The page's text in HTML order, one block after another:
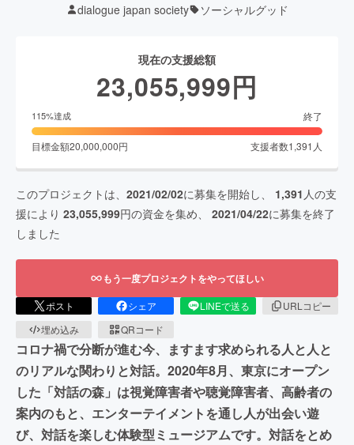
dialogue japan society ソーシャルグッド
現在の支援総額
23,055,999円
115%達成 終了
目標金額20,000,000円 支援者数1,391 人
このプロジェクトは、 2021/02/02に募集を開始し、 1,391 人の支
援により 23,055,999円の資金を集め、 2021/04/22に募集を終了
しました
もう一度プロジェクトをやってほしい
ポスト シェア LINEで送る
URLコピー
埋め込み
QRコード
コロナ禍で分断が進む今、ますます求められる人と人と
のリアルな関わりと対話。2020年8月、東京にオープン
した「対話の森」は視覚障害者や聴覚障害者、高齢者の
案内のもと、エンターテイメントを通し人が出会い遊
び、対話を楽しむ体験型ミュージアムです。対話をとめ